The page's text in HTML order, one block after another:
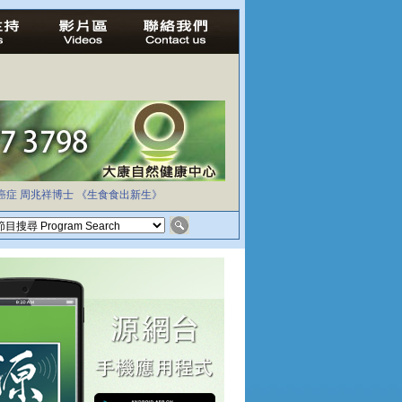
症 周兆祥博士 《生食食出新生》